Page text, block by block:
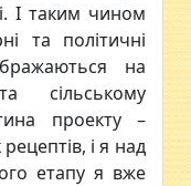
І таким чином
та політичні
на
сільському
проекту –
і я над
етапу я вже